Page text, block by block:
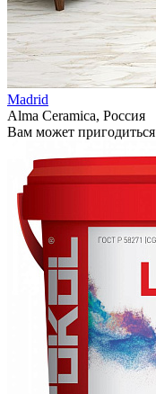
Madrid
Alma Ceramica, Россия
Вам может пригодиться